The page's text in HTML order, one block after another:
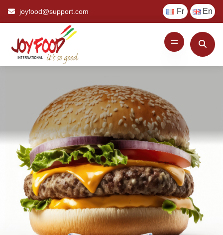
joyfood@support.com Fr En